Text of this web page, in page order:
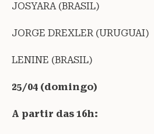
JOSYARA (BRASIL)
JORGE DREXLER (URUGUAI)
LENINE (BRASIL)
25/04 (domingo)
A partir das 16h: